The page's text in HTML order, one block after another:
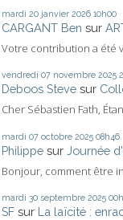
mardi 20 janvier 2026 10h00
CARGANT Ben sur
Votre contribution a été
vendredi 07 novembre 2025
Deboos Steve sur
Cher Sébastien Fath,
mardi 07 octobre 2025 08h46
Philippe sur Journée
Bonjour, comment être
mardi 30 septembre 2025
SF sur La laïcité :